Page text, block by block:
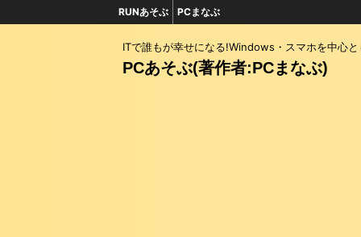
ITで誰もが幸せになる!Windows・スマホを中心
PCあそぶ(著作者:PCまなぶ)
RUNあそぶ PCまなぶ